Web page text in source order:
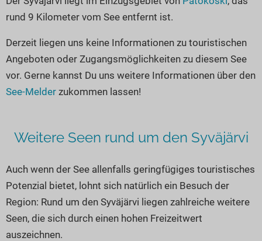
Glamping
Seen in Europa
Österreich
Schweiz
Frankreich
Niederlande
alle Länder…
rund 9 Kilometer vom See entfernt ist.
Derzeit liegen uns keine Informationen zu touristischen
Angeboten oder Zugangsmöglichkeiten zu diesem See
vor. Gerne kannst Du uns weitere Informationen über den
See-Melder zukommen lassen!
Weitere Seen rund um den Syväjärvi
Auch wenn der See allenfalls geringfügiges touristisches
Potenzial bietet, lohnt sich natürlich ein Besuch der
Region: Rund um den Syväjärvi liegen zahlreiche weitere
Seen, die sich durch einen hohen Freizeitwert
auszeichnen.